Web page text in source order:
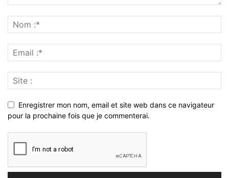
Enregistrer mon nom, email et site web dans ce navigateur
pour la prochaine fois que je commenterai.